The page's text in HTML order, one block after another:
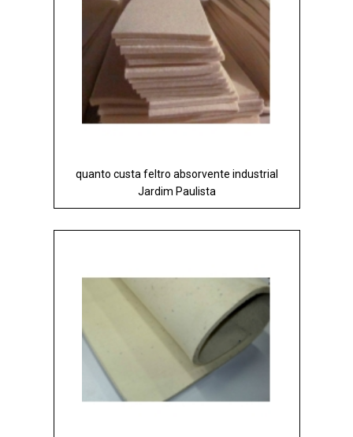
quanto custa feltro absorvente industrial
Jardim Paulista